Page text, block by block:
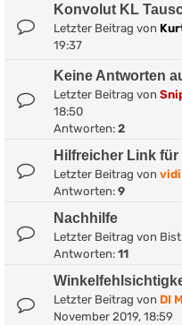
Konvolut KL
Letzter Beitrag von
19:37
Keine Antworten
Letzter Beitrag von
18:50
Antworten: 2
Hilfreicher Link
Letzter Beitrag von vidi
Antworten: 9
Nachhilfe
Letzter Beitrag von
Antworten: 11
Letzter Beitrag von DI
November 2019, 18:59